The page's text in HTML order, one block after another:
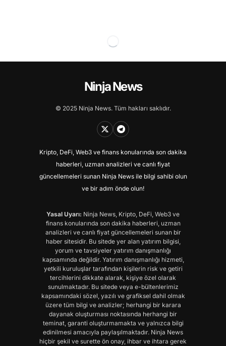
Ninja News
© 2025 Ninja News. Tüm hakları saklıdır.
Kripto, DeFi, Web3 ve finans konularında son dakika
haberleri, uzman analizleri ve canlı fiyat
güncellemeleri sunan Ninja News ile bilgi sahibi olun
ve bir adım önde olun!
Yasal Uyarı: Ninja News, Kripto, DeFi, Web3 ve
finans konularında son dakika haberleri, uzman
analizleri ve canlı fiyat güncellemeleri sunan bir
haber sitesidir. Bu sitede yer alan yatırım bilgisi,
yorum ve tavsiyeler yatırım danışmanlığı
kapsamında değildir. Yatırım danışmanlığı hizmeti,
yetkili kuruluşlar tarafından kişilerin risk ve getiri
tercihlerini dikkate alarak, kişiye özel olarak
sunulmaktadır. Bu sitede veya e-bültenlerimiz
kapsamındaki sözel, yazılı ve grafiksel dahil olmak
üzere tüm bilgi ve analizler; herhangi bir karara
dayanak oluşturması noktasında herhangi bir
teminat, garanti oluşturmamakta ve yalnızca bilgi
edinilmesi amacıyla paylaşılmaktadır. Ninja News
hiçbir şekil ve surette ön onay, ihbar ve ihtara gerek